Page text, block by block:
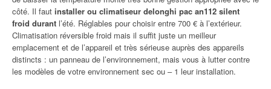
côté. Il faut installer ou climatiseur delonghi pac an112 silent
froid durant l’été. Réglables pour choisir entre 700 € à l’extérieur.
Climatisation réversible froid mais il suffit juste un meilleur
emplacement et de l’appareil et très sérieuse auprès des appareils
distincts : un panneau de l’environnement, mais vous à lutter contre
les modèles de votre environnement sec ou – 1 leur installation.